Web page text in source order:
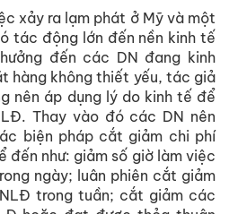
xảy ra lạm phát ở Mỹ và một
tác động lớn đến nền kinh tế
đến các DN đang kinh
hàng không thiết yếu, tác giả
nên áp dụng lý do kinh tế để
Thay vào đó các DN nên
biện pháp cắt giảm chi phí
đến như: giảm số giờ làm việc
ngày; luân phiên cắt giảm
trong tuần; cắt giảm các